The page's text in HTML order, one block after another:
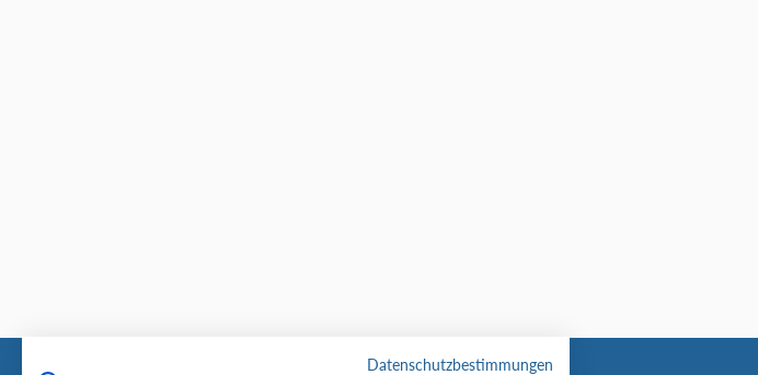
Datenschutzbestimmungen